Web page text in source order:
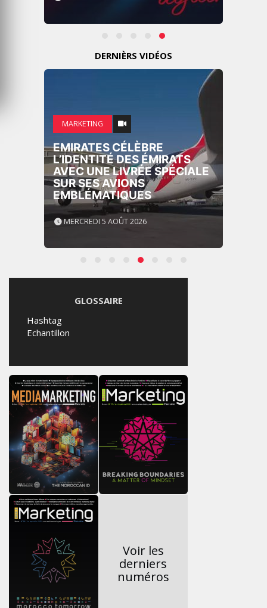
DERNIÈRS VIDÉOS
MARKETING
NIKE STUDIO FLEECE : UNE
NOUVELLE GÉNÉRATION DE
VÊTEMENTS DE SPORT
PENSÉE POUR LE QUOTIDIEN
MERCREDI 5 AOÛT 2026
GLOSSAIRE
Hashtag
Echantillon
Voir les
derniers
numéros